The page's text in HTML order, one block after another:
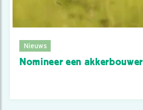
Nieuws
Nomineer een akkerbouwer